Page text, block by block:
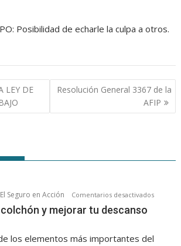
Posibilidad de echarle la culpa a otros.
LEY DE
Resolución General 3367 de la
AFIP
El Seguro en Acción Comentarios desactivadosen
y mejorar tu descanso
los elementos más importantes del